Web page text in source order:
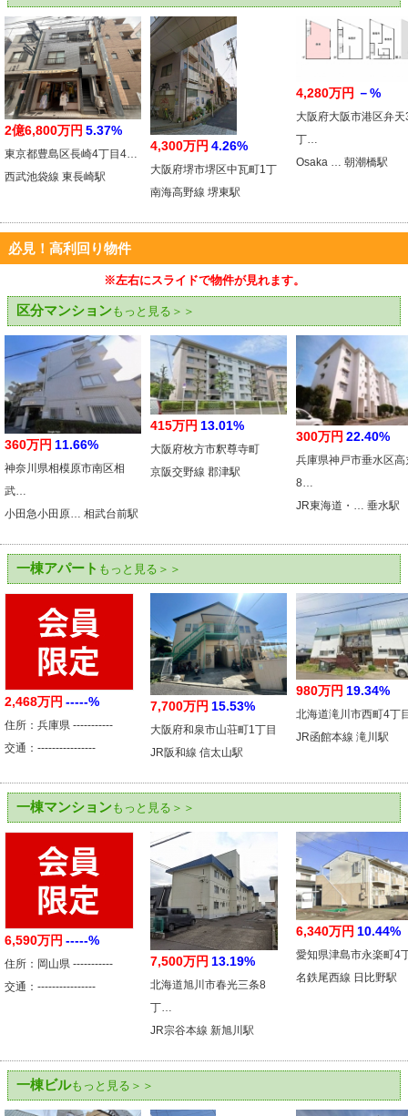
2億6,800万円 5.37%
東京都豊島区長崎4丁目4…
西武池袋線 東長崎駅
4,300万円 4.26%
大阪府堺市堺区中瓦町1丁
南海高野線 堺東駅
4,280万円 －%
大阪府大阪市港区弁天
丁…
Osaka … 朝潮橋駅
必見！高利回り物件
※左右にスライドで物件が見れます。
区分マンションもっと見る＞＞
360万円 11.66%
神奈川県相模原市南区相
武…
小田急小田原… 相武台前駅
415万円 13.01%
大阪府枚方市釈尊寺町
京阪交野線 郡津駅
300万円 22.40%
兵庫県神戸市垂水区高
8…
JR東海道・… 垂水駅
一棟アパート もっと見る＞＞
2,468万円 -----%
住所：兵庫県 -----------
交通：----------------
7,700万円 15.53%
大阪府和泉市山荘町1丁目
JR阪和線 信太山駅
980万円 19.34%
北海道滝川市西町4丁
JR函館本線 滝川駅
一棟マンションもっと見る＞＞
6,590万円 -----%
住所：岡山県 -----------
交通：----------------
7,500万円 13.19%
北海道旭川市春光三条8
丁…
JR宗谷本線 新旭川駅
6,340万円 10.44%
愛知県津島市永楽町4
名鉄尾西線 日比野駅
一棟ビルもっと見る＞＞